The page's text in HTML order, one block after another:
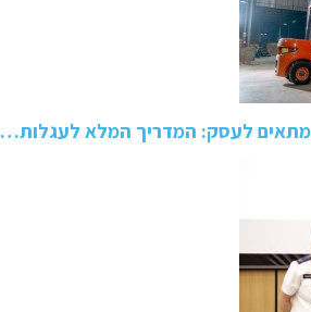
לעסק: המדריך המלא לעגלות…